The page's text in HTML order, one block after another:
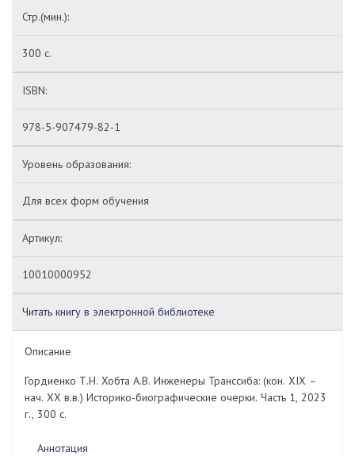
Стр.(мин.):
300 с.
ISBN:
978-5-907479-82-1
Уровень образования:
Для всех форм обучения
Артикул:
10010000952
Читать книгу в электронной библиотеке
Описание
Гордиенко Т.Н. Хобта А.В. Инженеры Транссиба: (кон. XIX –
нач. ХХ в.в.) Историко-биографические очерки. Часть 1, 2023
г., 300 с.
Аннотация